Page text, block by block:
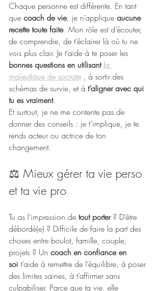
Chaque personne est différente. En tant
que coach de vie, je n’applique aucune
recette toute faite. Mon rôle est d’écouter,
de comprendre, de t’éclairer là où tu ne
vois plus clair. Je t’aide à te poser les
bonnes questions en utilisant la
maïeutique de socrate , à sortir des
schémas de survie, et à t’aligner avec qui
tu es vraiment.
Et surtout, je ne me contente pas de
donner des conseils : je t’implique, je te
rends acteur ou actrice de ton
changement.
⚖️ Mieux gérer ta vie perso
et ta vie pro
Tu as l’impression de tout porter ? D’être
débordé(e) ? Difficile de faire la part des
choses entre boulot, famille, couple,
projets ? Un coach en confiance en
soi t’aide à remettre de l’équilibre, à poser
des limites saines, à t’affirmer sans
culpabiliser. Parce que ta vie, elle